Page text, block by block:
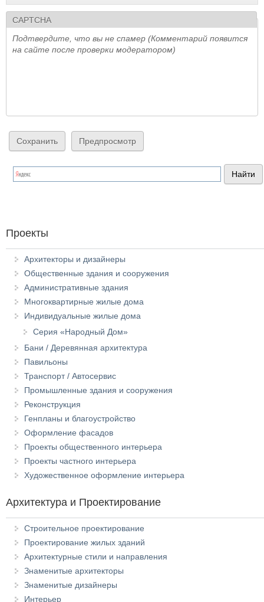
CAPTCHA
Подтвердите, что вы не спамер (Комментарий появится
на сайте после проверки модератором)
Проекты
Архитекторы и дизайнеры
Общественные здания и сооружения
Административные здания
Многоквартирные жилые дома
Индивидуальные жилые дома
Серия «Народный Дом»
Бани / Деревянная архитектура
Павильоны
Транспорт / Автосервис
Промышленные здания и сооружения
Реконструкция
Генпланы и благоустройство
Оформление фасадов
Проекты общественного интерьера
Проекты частного интерьера
Художественное оформление интерьера
Архитектура и Проектирование
Строительное проектирование
Проектирование жилых зданий
Архитектурные стили и направления
Знаменитые архитекторы
Знаменитые дизайнеры
Интерьер